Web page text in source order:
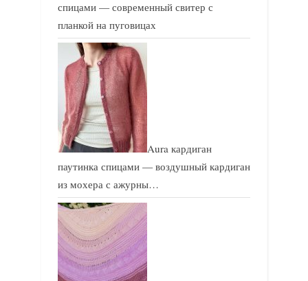
спицами — современный свитер с
планкой на пуговицах
Aura кардиган
паутинка спицами — воздушный кардиган
из мохера с ажурны…